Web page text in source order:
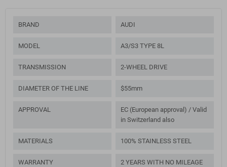
BRAND AUDI
MODEL A3/S3 TYPE 8L
TRANSMISSION 2-WHEEL DRIVE
DIAMETER OF THE LINE $55mm
APPROVAL
EC (European approval) / Valid
in Switzerland also
MATERIALS 100% STAINLESS STEEL
WARRANTY
2 YEARS WITH NO MILEAGE